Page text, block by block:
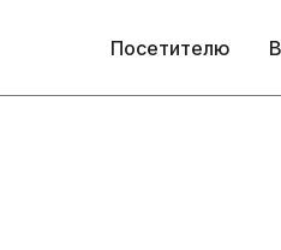
Посетителю